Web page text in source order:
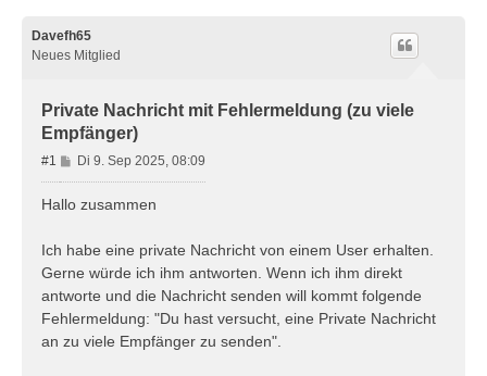
Davefh65
Neues Mitglied
Private Nachricht mit Fehlermeldung (zu viele
Empfänger)
#1
B
e
a
g
Di 9. Sep 2025, 08:09
Hallo zusammen
Ich habe eine private Nachricht von einem User erhalten.
Gerne würde ich ihm antworten. Wenn ich ihm direkt
antworte und die Nachricht senden will kommt folgende
Fehlermeldung: "Du hast versucht, eine Private Nachricht
an zu viele Empfänger zu senden".